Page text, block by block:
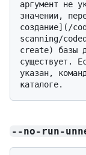
аргумент не
значении,
создание](/
scanning/
create) базы
существует.
указан,
--no-run-